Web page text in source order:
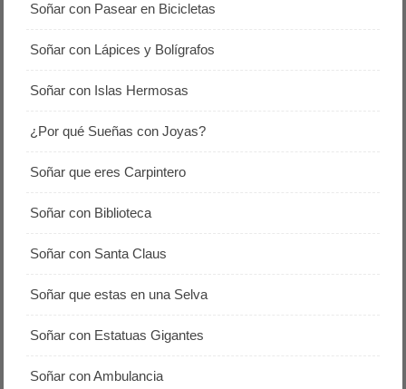
Soñar con Pasear en Bicicletas
Soñar con Lápices y Bolígrafos
Soñar con Islas Hermosas
¿Por qué Sueñas con Joyas?
Soñar que eres Carpintero
Soñar con Biblioteca
Soñar con Santa Claus
Soñar que estas en una Selva
Soñar con Estatuas Gigantes
Soñar con Ambulancia